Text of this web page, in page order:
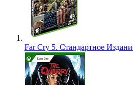
Far Cry 5. Стандартное